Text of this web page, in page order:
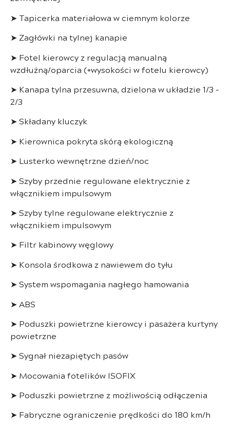
➤ Tapicerka materiałowa w ciemnym kolorze
➤ Zagłówki na tylnej kanapie
➤ Fotel kierowcy z regulacją manualną
wzdłużną/oparcia (+wysokości w fotelu kierowcy)
➤ Kanapa tylna przesuwna, dzielona w układzie 1/3 –
2/3
➤ Składany kluczyk
➤ Kierownica pokryta skórą ekologiczną
➤ Lusterko wewnętrzne dzień/noc
➤ Szyby przednie regulowane elektrycznie z
włącznikiem impulsowym
➤ Szyby tylne regulowane elektrycznie z
włącznikiem impulsowym
➤ Filtr kabinowy węglowy
➤ Konsola środkowa z nawiewem do tyłu
➤ System wspomagania nagłego hamowania
➤ ABS
➤ Poduszki powietrzne kierowcy i pasażera kurtyny
powietrzne
➤ Sygnał niezapiętych pasów
➤ Mocowania fotelików ISOFIX
➤ Poduszki powietrzne z możliwością odłączenia
➤ Fabryczne ograniczenie prędkości do 180 km/h